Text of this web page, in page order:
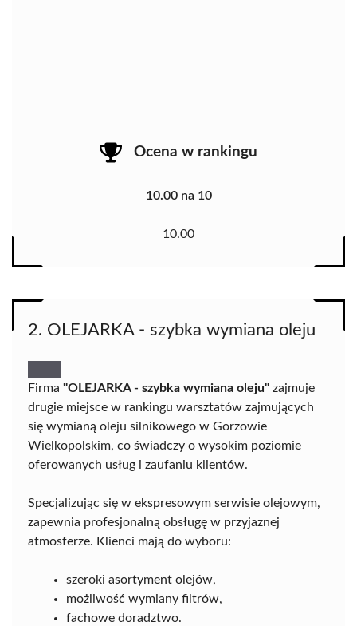
Ocena w rankingu
10.00 na 10
10.00
2. OLEJARKA - szybka wymiana oleju
Firma "OLEJARKA - szybka wymiana oleju" zajmuje
drugie miejsce w rankingu warsztatów zajmujących
się wymianą oleju silnikowego w Gorzowie
Wielkopolskim, co świadczy o wysokim poziomie
oferowanych usług i zaufaniu klientów.
Specjalizując się w ekspresowym serwisie olejowym,
zapewnia profesjonalną obsługę w przyjaznej
atmosferze. Klienci mają do wyboru:
szeroki asortyment olejów,
możliwość wymiany filtrów,
fachowe doradztwo.